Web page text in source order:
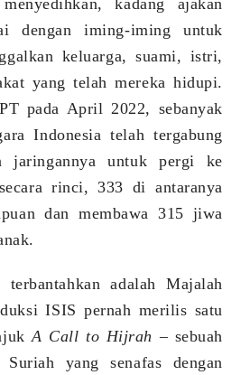
kadang ajakan
dengan iming-iming untuk
keluarga, suami, istri,
yang telah mereka hidupi.
pada April 2022, sebanyak
Indonesia telah tergabung
jaringannya untuk pergi ke
rinci, 333 di antaranya
dan membawa 315 jiwa
adalah Majalah
ISIS pernah merilis satu
A Call to Hijrah – sebuah
yang senafas dengan